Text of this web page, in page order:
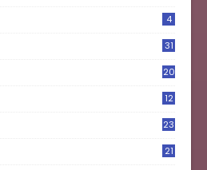
4
31
20
12
23
21